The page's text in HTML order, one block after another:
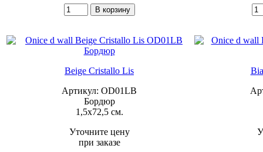
Beige Cristallo Lis
Артикул: OD01LB
Бордюр
1,5x72,5 см.
Уточните цену
при заказе